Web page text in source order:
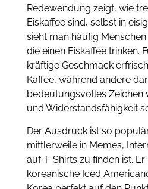
Redewendung zeigt, wie
Eiskaffee sind, selbst in
sieht man häufig
die einen Eiskaffee trinken.
kräftige Geschmack
Kaffee, während andere
bedeutungsvolles Zeichen
und Widerstandsfähigkeit
Der Ausdruck ist so
mittlerweile in Memes,
auf T-Shirts zu finden ist.
koreanische Iced